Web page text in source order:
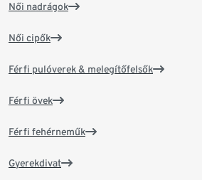
Női nadrágok
Női cipők
Férfi pulóverek & melegítőfelsők
Férfi övek
Férfi fehérneműk
Gyerekdivat